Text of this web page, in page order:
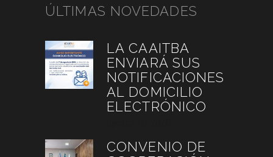
ÚLTIMAS NOVEDADES
LA CAAITBA
ENVIARÁ SUS
NOTIFICACIONES
AL DOMICILIO
ELECTRÓNICO
CONVENIO DE